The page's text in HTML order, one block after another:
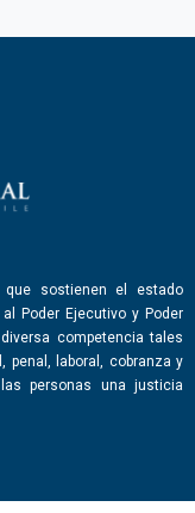
sostienen el estado
Poder Ejecutivo y Poder
competencia tales
penal, laboral, cobranza y
personas una justicia